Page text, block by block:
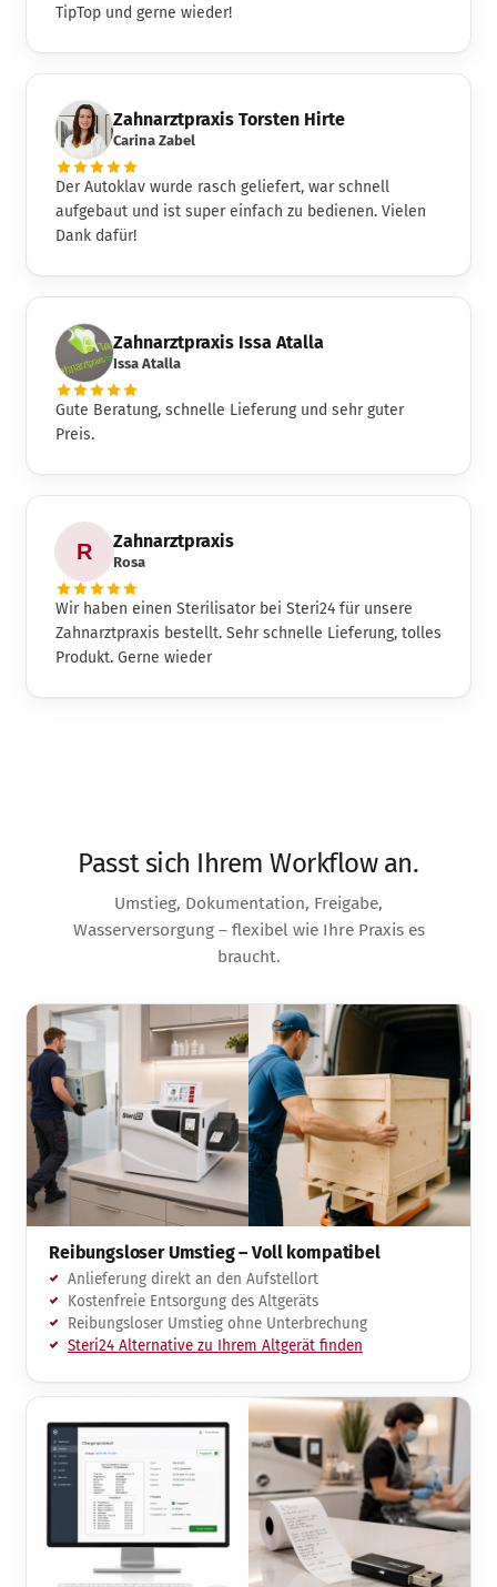
TipTop und gerne wieder!
Zahnarztpraxis Torsten Hirte
Carina Zabel
Der Autoklav wurde rasch geliefert, war schnell
aufgebaut und ist super einfach zu bedienen. Vielen
Dank dafür!
Zahnarztpraxis Issa Atalla
Issa Atalla
Gute Beratung, schnelle Lieferung und sehr guter
Preis.
Zahnarztpraxis
Rosa
Wir haben einen Sterilisator bei Steri24 für unsere
Zahnarztpraxis bestellt. Sehr schnelle Lieferung, tolles
Produkt. Gerne wieder
Passt sich Ihrem Workflow an.
Umstieg, Dokumentation, Freigabe,
Wasserversorgung – flexibel wie Ihre Praxis es
braucht.
Reibungsloser Umstieg – Voll kompatibel
Anlieferung direkt an den Aufstellort
Kostenfreie Entsorgung des Altgeräts
Reibungsloser Umstieg ohne Unterbrechung
Steri24 Alternative zu Ihrem Altgerät finden